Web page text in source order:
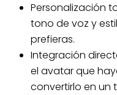
Personalización
tono de voz y
prefieras.
Integración
el avatar que
convertirlo en un